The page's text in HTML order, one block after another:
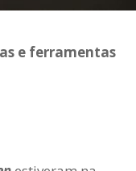
e ferramentas